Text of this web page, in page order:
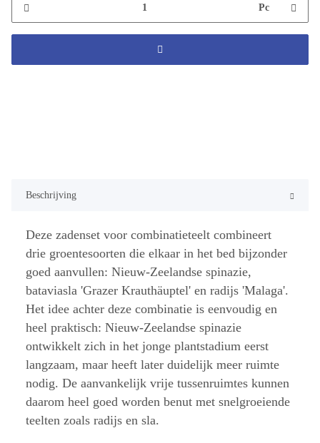
Pc
Beschrijving
Deze zadenset voor combinatieteelt combineert
drie groentesoorten die elkaar in het bed bijzonder
goed aanvullen: Nieuw-Zeelandse spinazie,
bataviasla 'Grazer Krauthäuptel' en radijs 'Malaga'.
Het idee achter deze combinatie is eenvoudig en
heel praktisch: Nieuw-Zeelandse spinazie
ontwikkelt zich in het jonge plantstadium eerst
langzaam, maar heeft later duidelijk meer ruimte
nodig. De aanvankelijk vrije tussenruimtes kunnen
daarom heel goed worden benut met snelgroeiende
teelten zoals radijs en sla.